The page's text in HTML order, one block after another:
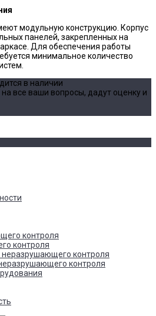
модульную конструкцию. Корпус
панелей, закрепленных на
Для обеспечения работы
минимальное количество
в наличии
все ваши вопросы, дадут оценку и
контроля
контроля
неразрушающего контроля
контроля